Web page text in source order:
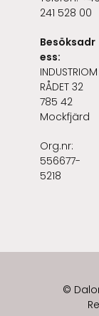
241 528 00
Besöksadr
ess:
INDUSTRIOM
RÅDET 32
785 42
Mockfjärd
Org.nr:
556677-
5218
©